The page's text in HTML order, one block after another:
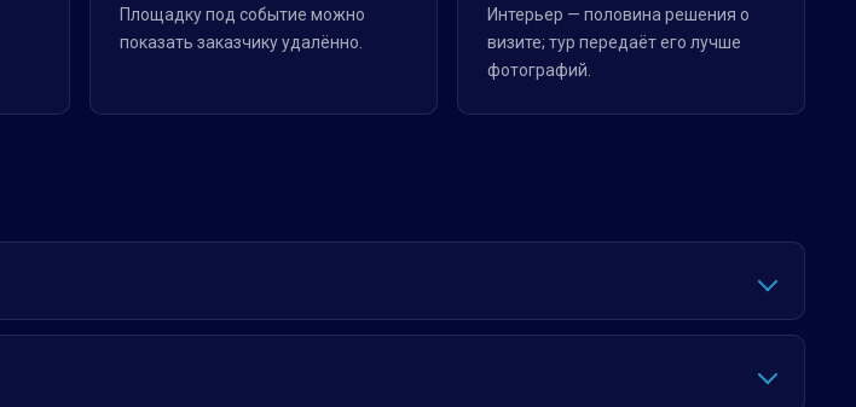
Площадку под событие можно
показать заказчику удалённо.
Интерьер — половина решения о
визите; тур передаёт его лучше
фотографий.